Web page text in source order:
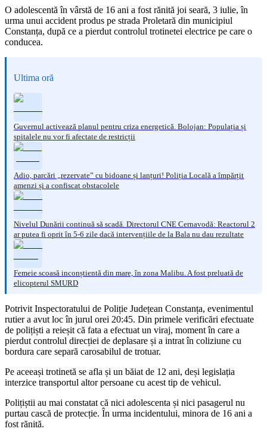
O adolescentă în vârstă de 16 ani a fost rănită joi seară, 3 iulie, în
urma unui accident produs pe strada Proletară din municipiul
Constanța, după ce a pierdut controlul trotinetei electrice pe care o
conducea.
Ultima oră
Guvernul activează planul pentru criza energetică. Bolojan: Populația și
spitalele nu vor fi afectate de restricții
Adio, parcări „rezervate” cu bidoane și lanțuri! Poliția Locală a împărțit
amenzi și a confiscat obstacolele
Nivelul Dunării continuă să scadă. Directorul CNE Cernavodă: Reactorul 2
ar putea fi oprit în 5-6 zile dacă intervențiile de la Bala nu dau rezultate
Femeie scoasă inconștientă din mare, în zona Malibu. A fost preluată de
elicopterul SMURD
Potrivit Inspectoratului de Poliție Județean Constanța, evenimentul
rutier a avut loc în jurul orei 20:45. Din primele verificări efectuate
de polițiști a reieșit că fata a efectuat un viraj, moment în care a
pierdut controlul direcției de deplasare și a intrat în coliziune cu
bordura care separă carosabilul de trotuar.
Pe aceeași trotinetă se afla și un băiat de 12 ani, deși legislația
interzice transportul altor persoane cu acest tip de vehicul.
Polițiștii au mai constatat că nici adolescenta și nici pasagerul nu
purtau cască de protecție. În urma incidentului, minora de 16 ani a
fost rănită.